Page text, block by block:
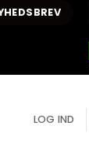
LOG IND